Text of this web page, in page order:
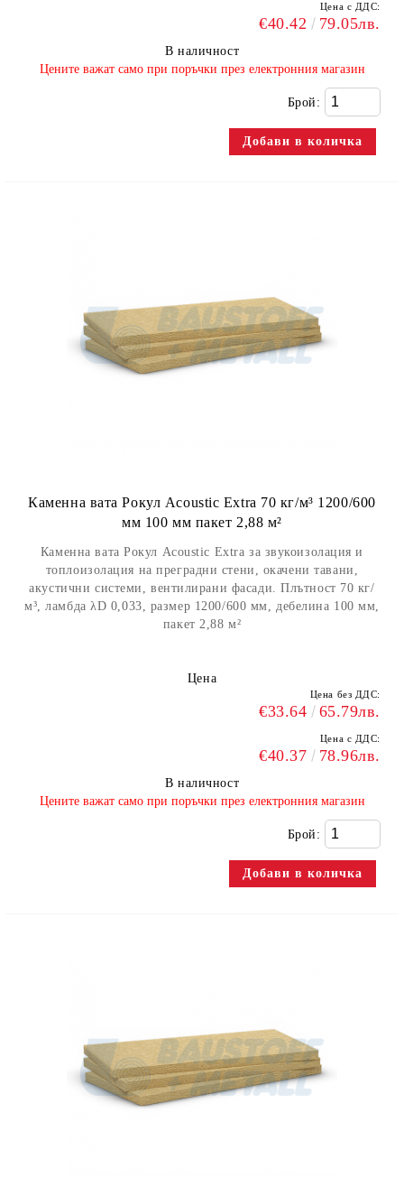
Цена с ДДС:
€40.42 79.05лв.
В наличност
​Цените важат само при поръчки през електронния магазин
Брой:
Каменна вата Рокул Acoustic Extra 70 кг/м³ 1200/600
мм 100 мм пакет 2,88 м²
Каменна вата Рокул Acoustic Extra за звукоизолация и
топлоизолация на преградни стени, окачени тавани,
акустични системи, вентилирани фасади. Плътност 70 кг/
м³, ламбда λD 0,033, размер 1200/600 мм, дебелина 100 мм,
пакет 2,88 м²
Цена
Цена без ДДС:
€33.64 65.79лв.
Цена с ДДС:
€40.37 78.96лв.
В наличност
​Цените важат само при поръчки през електронния магазин
Брой: